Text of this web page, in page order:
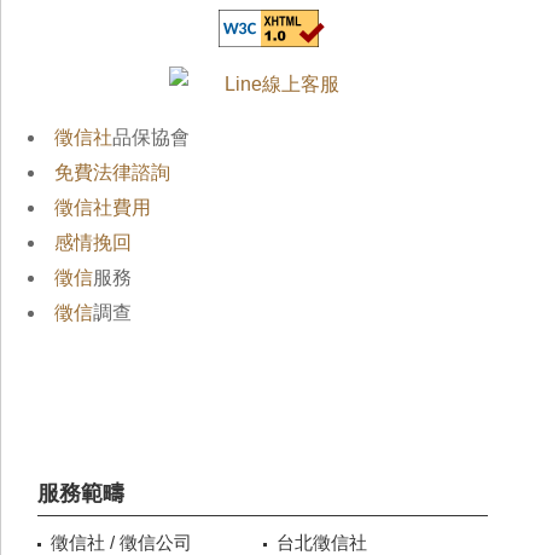
徵信社品保協會
免費法律諮詢
徵信社費用
感情挽回
徵信服務
徵信調查
服務範疇
徵信社 / 徵信公司
台北徵信社